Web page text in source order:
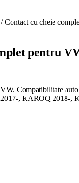
/ Contact cu cheie
pentru
VW. Compatibilitate
, KAROQ 2018-,